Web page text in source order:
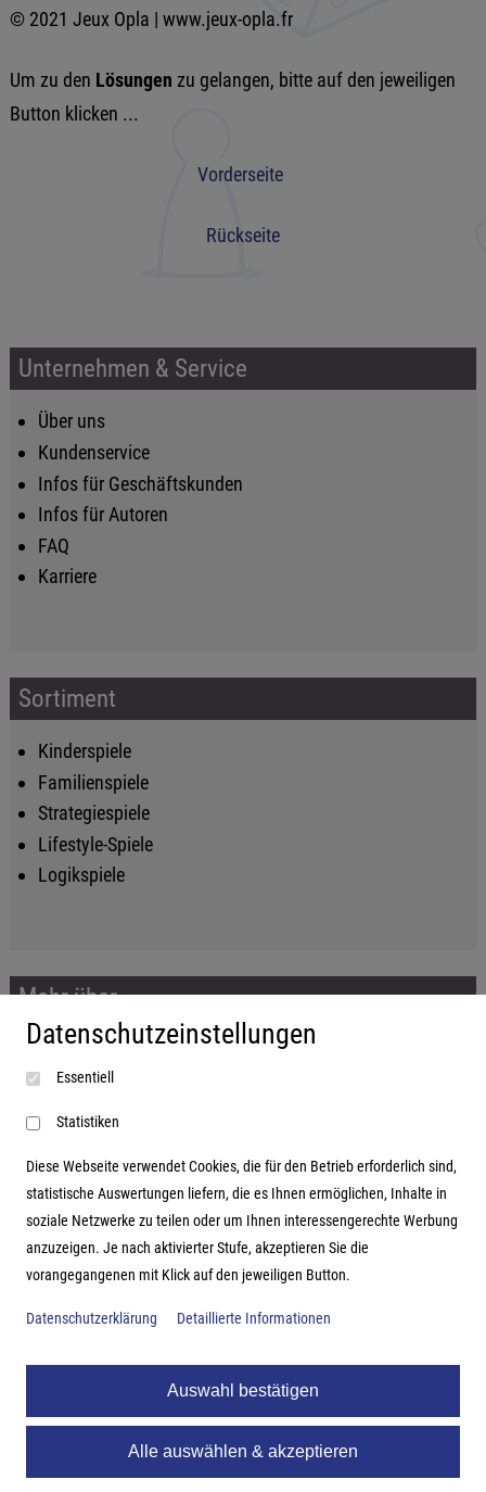
© 2021 Jeux Opla | www.jeux-opla.fr
Um zu den Lösungen zu gelangen, bitte auf den jeweiligen
Button klicken ...
Vorderseite
Rückseite
Unternehmen & Service
Über uns
Kundenservice
Infos für Geschäftskunden
Infos für Autoren
FAQ
Karriere
Sortiment
Kinderspiele
Familienspiele
Strategiespiele
Lifestyle-Spiele
Logikspiele
Mehr über...
Impressum
AGB
Datenschutzerklärung
Adresse
Hutter Trade GmbH + Co KG
Bgm.-Landmann-Platz 1-5
Datenschutzeinstellungen
Essentiell
Statistiken
Diese Webseite verwendet Cookies, die für den Betrieb erforderlich sind,
statistische Auswertungen liefern, die es Ihnen ermöglichen, Inhalte in
soziale Netzwerke zu teilen oder um Ihnen interessengerechte Werbung
anzuzeigen. Je nach aktivierter Stufe, akzeptieren Sie die
vorangegangenen mit Klick auf den jeweiligen Button.
Datenschutzerklärung Detaillierte Informationen
Auswahl bestätigen
Alle auswählen & akzeptieren